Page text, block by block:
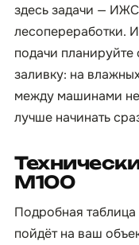
здесь задачи —
лесопереработки.
подачи
заливку: на
между машинами
лучше начинать
М100
Подробная
пойдёт на ваш